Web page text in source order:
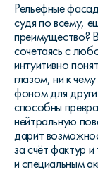
Рельефные
судя по всему,
преимущество?
сочетаясь с
интуитивно
глазом, ни к
фоном для
способны
нейтральную
дарит
за счёт фактур
и специальным